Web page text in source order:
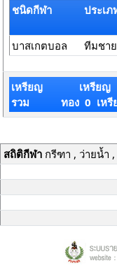
ชนิดกีฬา ประเ
บาสเกตบอล ทีมชาย
เหรียญ
รวม
เหรียญ
ทอง 0 เห
สถิติกีฬากรีฑา , ว่ายน้ำ